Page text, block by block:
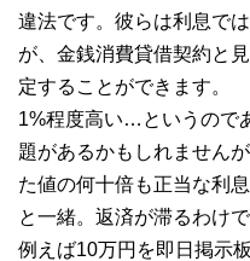
違法です。彼らは利息で
が、金銭消費貸借契約と
定することができます。
1%程度高い…というので
題があるかもしれません
た値の何十倍も正当な利
と一緒。返済が滞るわけで
例えば10万円を即日掲示